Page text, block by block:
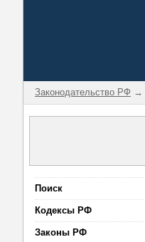
Законодательство РФ →
Поиск
Кодексы РФ
Законы РФ